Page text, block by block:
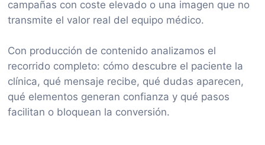
campañas con coste elevado o una imagen que no
transmite el valor real del equipo médico.
Con producción de contenido analizamos el
recorrido completo: cómo descubre el paciente la
clínica, qué mensaje recibe, qué dudas aparecen,
qué elementos generan confianza y qué pasos
facilitan o bloquean la conversión.